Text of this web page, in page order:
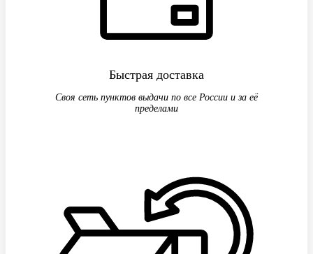
Быстрая доставка
Своя сеть пунктов выдачи по все России и за её
пределами